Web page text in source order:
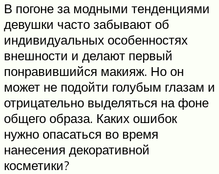
В погоне за модными тенденциями
девушки часто забывают об
индивидуальных особенностях
внешности и делают первый
понравившийся макияж. Но он
может не подойти голубым глазам и
отрицательно выделяться на фоне
общего образа. Каких ошибок
нужно опасаться во время
нанесения декоративной
косметики?